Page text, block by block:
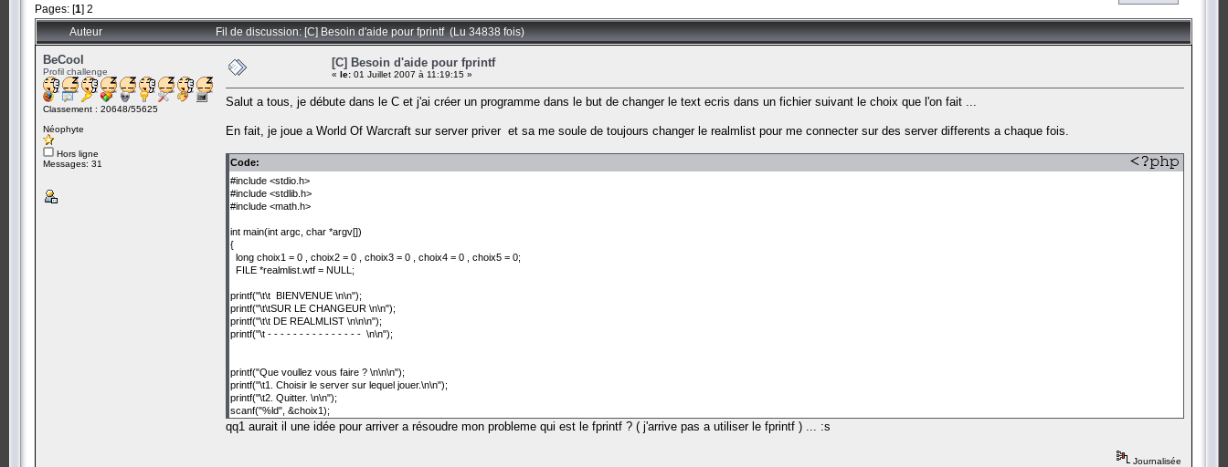
Programmation
Stéganographie
Wargame
Goodies
L'incubateur
Pages: [1] 2
Auteur Fil de discussion: [C] Besoin d'aide pour fprintf (Lu 34838 fois)
BeCool
Profil challenge
Classement : 20648/55625
Néophyte
Hors ligne
Messages: 31
[C] Besoin d'aide pour fprintf
« le: 01 Juillet 2007 à 11:19:15 »
Salut a tous, je débute dans le C et j'ai créer un programme dans le but de changer le text ecris dans un fichier suivant le choix que l'on fait ...
En fait, je joue a World Of Warcraft sur server priver et sa me soule de toujours changer le realmlist pour me connecter sur des server differents a chaque fois.
Code:
#include <stdio.h>
#include <stdlib.h>
#include <math.h>
int main(int argc, char *argv[])
{
long choix1 = 0 , choix2 = 0 , choix3 = 0 , choix4 = 0 , choix5 = 0;
FILE *realmlist.wtf = NULL;
printf("\t\t BIENVENUE \n\n");
printf("\t\tSUR LE CHANGEUR \n\n");
printf("\t\t DE REALMLIST \n\n\n");
printf("\t - - - - - - - - - - - - - - - \n\n");
printf("Que voullez vous faire ? \n\n\n");
printf("\t1. Choisir le server sur lequel jouer.\n\n");
printf("\t2. Quitter. \n\n");
scanf("%ld", &choix1);
if (choix1 == 1 ) { printf ("Choisissez le server sur lequel vous voullez jouer.\n\n\n\t1. Ultimate Revolution.\n\n\t2. Darluok.\n\n \t3. Server Officiel.\n\n" ); }
qq1 aurait il une idée pour arriver a résoudre mon probleme qui est le fprintf ? ( j'arrive pas a utiliser le fprintf ) ... :s
Journalisée